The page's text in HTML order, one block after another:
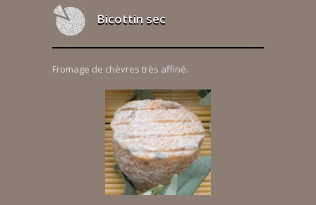
Bicottin sec
Fromage de chèvres très affiné.